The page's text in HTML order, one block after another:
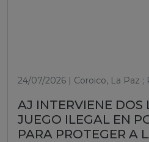
24/07/2026 | Coroico, La Paz ;
AJ INTERVIENE DOS
JUEGO ILEGAL EN
PARA PROTEGER A